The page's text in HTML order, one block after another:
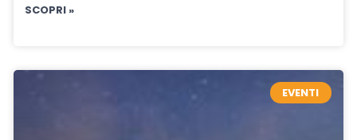
SCOPRI »
EVENTI